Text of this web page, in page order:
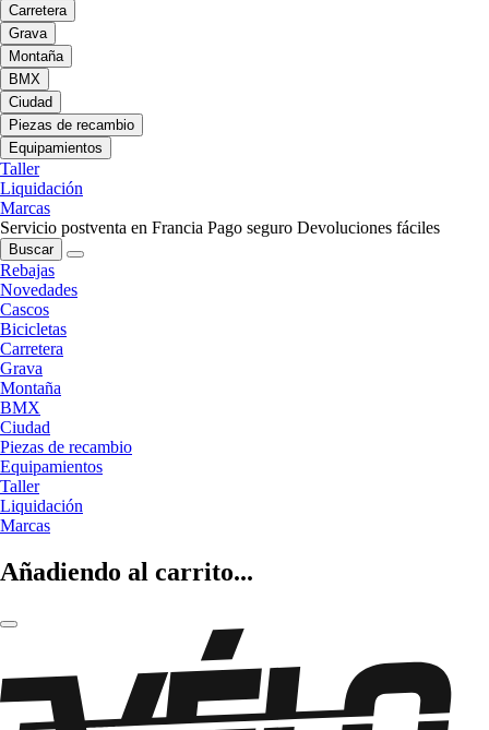
Carretera
Grava
Montaña
BMX
Ciudad
Piezas de recambio
Equipamientos
Taller
Liquidación
Marcas
Servicio postventa en Francia Pago seguro Devoluciones fáciles
Buscar
Rebajas
Novedades
Cascos
Bicicletas
Carretera
Grava
Montaña
BMX
Ciudad
Piezas de recambio
Equipamientos
Taller
Liquidación
Marcas
Añadiendo al carrito...